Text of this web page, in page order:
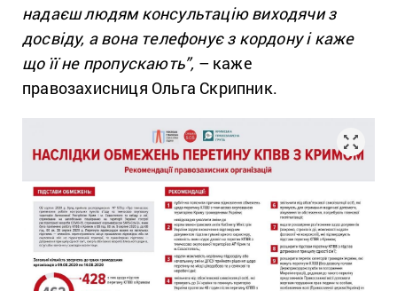
надаєш людям консультацію виходячи з
досвіду, а вона телефонує з кордону і каже
що її не пропускають”, – каже
правозахисниця Ольга Скрипник.